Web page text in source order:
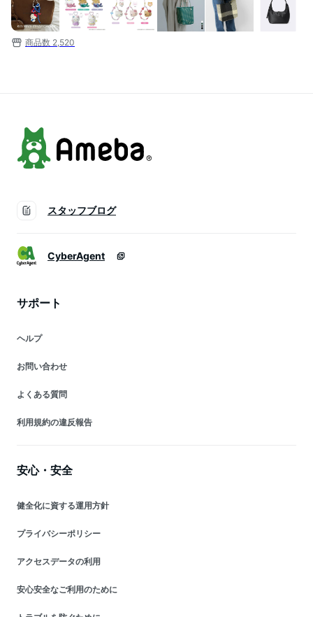
商品数 2,520
スタッフブログ
CyberAgent
サポート
ヘルプ
お問い合わせ
よくある質問
利用規約の違反報告
安心・安全
健全化に資する運用方針
プライバシーポリシー
アクセスデータの利用
安心安全なご利用のために